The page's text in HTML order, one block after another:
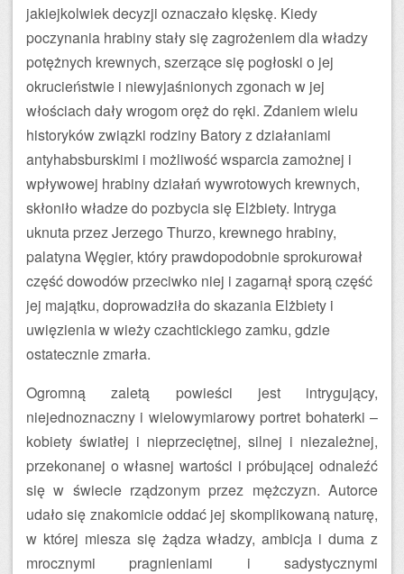
jakiejkolwiek decyzji oznaczało klęskę. Kiedy
poczynania hrabiny stały się zagrożeniem dla władzy
potężnych krewnych, szerzące się pogłoski o jej
okrucieństwie i niewyjaśnionych zgonach w jej
włościach dały wrogom oręż do ręki. Zdaniem wielu
historyków związki rodziny Batory z działaniami
antyhabsburskimi i możliwość wsparcia zamożnej i
wpływowej hrabiny działań wywrotowych krewnych,
skłoniło władze do pozbycia się Elżbiety. Intryga
uknuta przez Jerzego Thurzo, krewnego hrabiny,
palatyna Węgier, który prawdopodobnie sprokurował
część dowodów przeciwko niej i zagarnął sporą część
jej majątku, doprowadziła do skazania Elżbiety i
uwięzienia w wieży czachtickiego zamku, gdzie
ostatecznie zmarła.
Ogromną zaletą powieści jest intrygujący,
niejednoznaczny i wielowymiarowy portret bohaterki –
kobiety światłej i nieprzeciętnej, silnej i niezależnej,
przekonanej o własnej wartości i próbującej odnaleźć
się w świecie rządzonym przez mężczyzn. Autorce
udało się znakomicie oddać jej skomplikowaną naturę,
w której miesza się żądza władzy, ambicja i duma z
mrocznymi pragnieniami i sadystycznymi